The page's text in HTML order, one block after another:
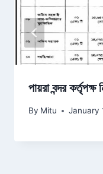
পায়রা বন্দর
By Mitu January